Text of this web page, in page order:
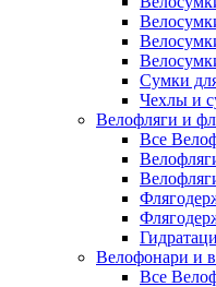
Сумки
Чехлы и
Велофляги и
Все
Велофонари и
Все